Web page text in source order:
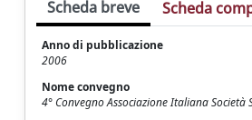
Scheda breve Scheda
Anno di pubblicazione
2006
Nome convegno
4° Convegno Associazione Italiana Società